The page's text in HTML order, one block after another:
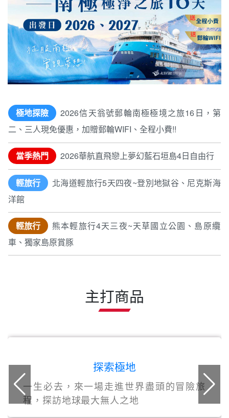
極地探險
2026信天翁號郵輪南極極境之旅16日，第
二、三人現免優惠，加贈郵輪WIFI、全程小費!!
當季熱門 2026華航直飛戀上夢幻藍石垣島4日自由行
輕旅行
北海道輕旅行5天四夜~登別地獄谷、尼克斯海
洋館
輕旅行
熊本輕旅行4天三夜~天草國立公園、島原纜
車、獨家島原賞豚
主打商品
探索極地
一生必去，來一場走進世界盡頭的冒險旅
程，探訪地球最大無人之地